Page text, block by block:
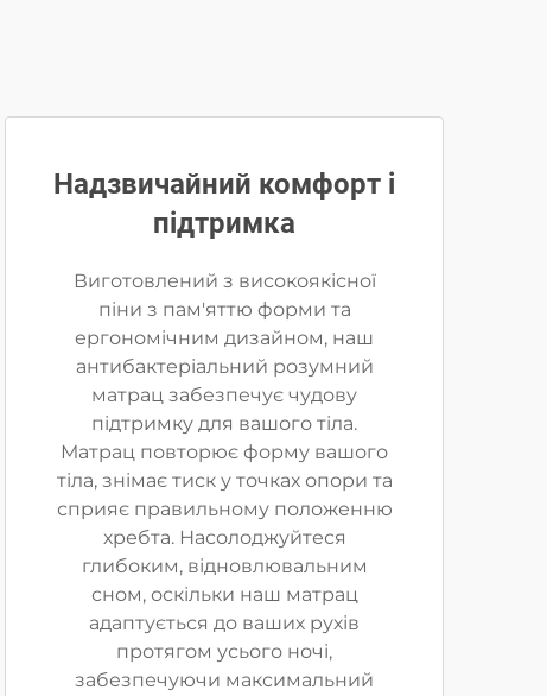
Надзвичайний комфорт і
підтримка
Виготовлений з високоякісної
піни з пам'яттю форми та
ергономічним дизайном, наш
антибактеріальний розумний
матрац забезпечує чудову
підтримку для вашого тіла.
Матрац повторює форму вашого
тіла, знімає тиск у точках опори та
сприяє правильному положенню
хребта. Насолоджуйтеся
глибоким, відновлювальним
сном, оскільки наш матрац
адаптується до ваших рухів
протягом усього ночі,
забезпечуючи максимальний